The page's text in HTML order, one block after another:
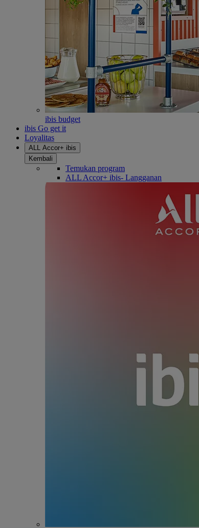
ibis budget
ibis Go get it
Loyalitas
ALL Accor+ ibis
Kembali
Temukan program
ALL Accor+ ibis- Langganan